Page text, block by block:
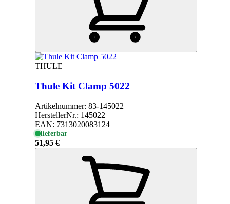
THULE
Thule Kit Clamp 5022
Artikelnummer: 83-145022
HerstellerNr.: 145022
EAN: 7313020083124
lieferbar
51,95 €